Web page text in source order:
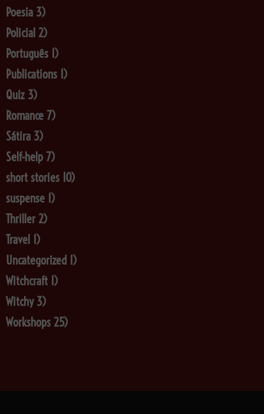
Poesia 3)
Policial 2)
Português 1)
Publications 1)
Quiz 3)
Romance 7)
Sátira 3)
Self-help 7)
short stories 10)
suspense 1)
Thriller 2)
Travel 1)
Uncategorized 1)
Witchcraft 1)
Witchy 3)
Workshops 25)